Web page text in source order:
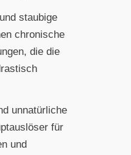
staubige
chronische
die die
unnatürliche
für
und